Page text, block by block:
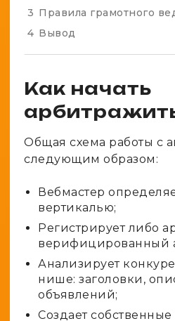
3 Правила грамотного
4 Вывод
Как начать
Общая схема работы с
следующим образом:
Вебмастер
вертикалью;
Регистрирует либо
верифицированный
Анализирует
нише: заголовки,
объявлений;
Создает